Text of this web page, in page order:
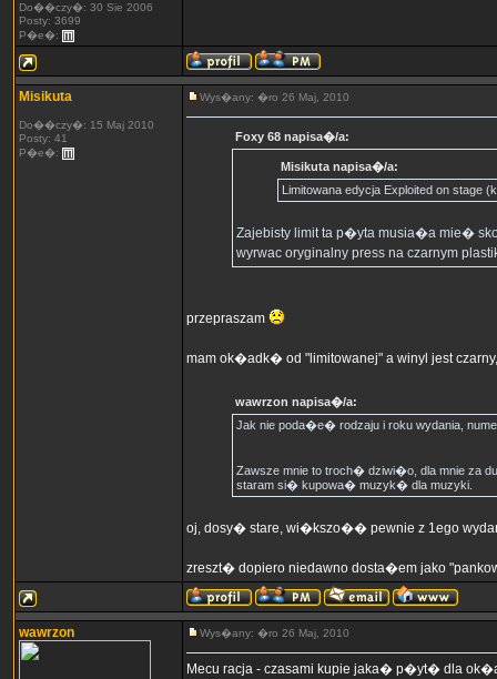
Do��czy�: 30 Sie 2006
Posty: 3699
P�e�:
Misikuta
Do��czy�: 15 Maj 2010
Posty: 41
P�e�:
Wys�any: �ro 26 Maj, 2010
Foxy 68 napisa�/a:
Misikuta napisa�/a:
Limitowana edycja Exploited on stage
Zajebisty limit ta p�yta musia�a mie�
wyrwac oryginalny press na czarnym
przepraszam
mam ok�adk� od "limitowanej" a winyl jest
wawrzon napisa�/a:
Jak nie poda�e� rodzaju i roku wydania,
Zawsze mnie to troch� dziwi�o, dla mnie za
staram si� kupowa� muzyk� dla muzyki.
oj, dosy� stare, wi�kszo�� pewnie z 1ego
zreszt� dopiero niedawno dosta�em jako
wawrzon Wys�any: �ro 26 Maj, 2010
Mecu racja - czasami kupie jaka� p�yt� dla